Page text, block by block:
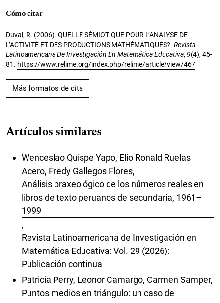
Cómo citar
Duval, R. (2006). QUELLE SÉMIOTIQUE POUR L’ANALYSE DE
L’ACTIVITÉ ET DES PRODUCTIONS MATHÉMATIQUES?. Revista
Latinoamericana De Investigación En Matemática Educativa, 9(4), 45-
81. https://www.relime.org/index.php/relime/article/view/467
Más formatos de cita
Artículos similares
Wenceslao Quispe Yapo, Elio Ronald Ruelas
Acero, Fredy Gallegos Flores,
Análisis praxeológico de los números reales en
libros de texto peruanos de secundaria, 1961–
1999
,
Revista Latinoamericana de Investigación en
Matemática Educativa: Vol. 29 (2026):
Publicación continua
Patricia Perry, Leonor Camargo, Carmen Samper,
Puntos medios en triángulo: un caso de